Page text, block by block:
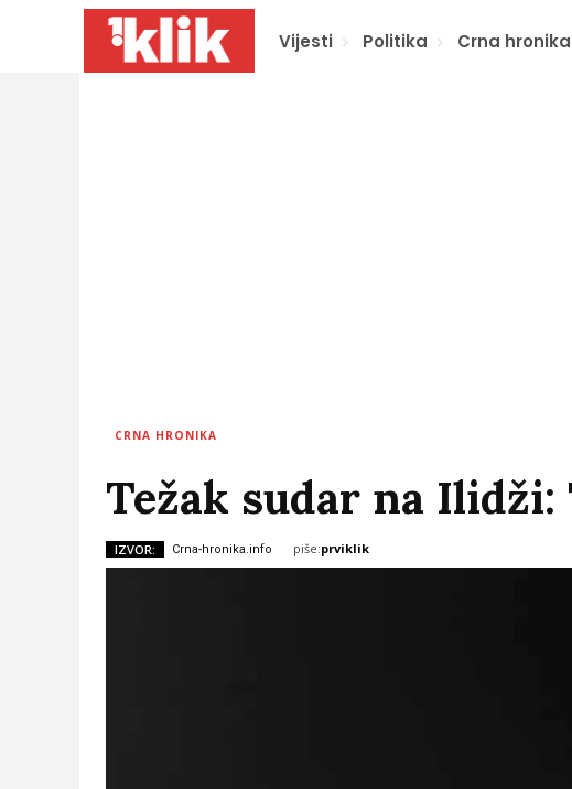
Vijesti Politika Crna hronika
CRNA HRONIKA
Težak sudar na
IZVOR: Crna-hronika.info piše:prviklik